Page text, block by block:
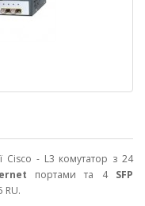
Cisco - L3 комутатор з 24
портами та 4 SFP
RU.